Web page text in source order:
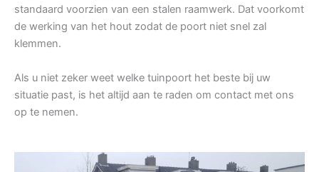
standaard voorzien van een stalen raamwerk. Dat voorkomt
de werking van het hout zodat de poort niet snel zal
klemmen.
Als u niet zeker weet welke tuinpoort het beste bij uw
situatie past, is het altijd aan te raden om contact met ons
op te nemen.